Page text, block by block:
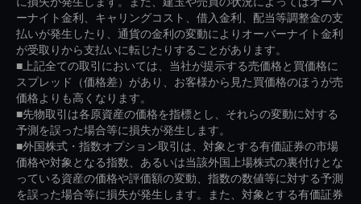
ーナイト金利、キャリングコスト、借入金利、配当等調整金の支
払いが発生したり、通貨の金利の変動によりオーバーナイト金利
が受取りから支払いに転じたりすることがあります。
■上記全ての取引においては、当社が提示する売価格と買価格に
スプレッド（価格差）があり、お客様から見た買価格のほうが売
価格よりも高くなります。
■先物取引は各原資産の価格を指標とし、それらの変動に対する
予測を誤った場合等に損失が発生します。
■外国株式・指数オプション取引は、対象とする有価証券の市場
価格や対象となる指数、あるいは当該外国上場株式の裏付けとな
っている資産の価格や評価額の変動、指数の数値等に対する予測
を誤った場合等に損失が発生します。また、対象とする有価証券